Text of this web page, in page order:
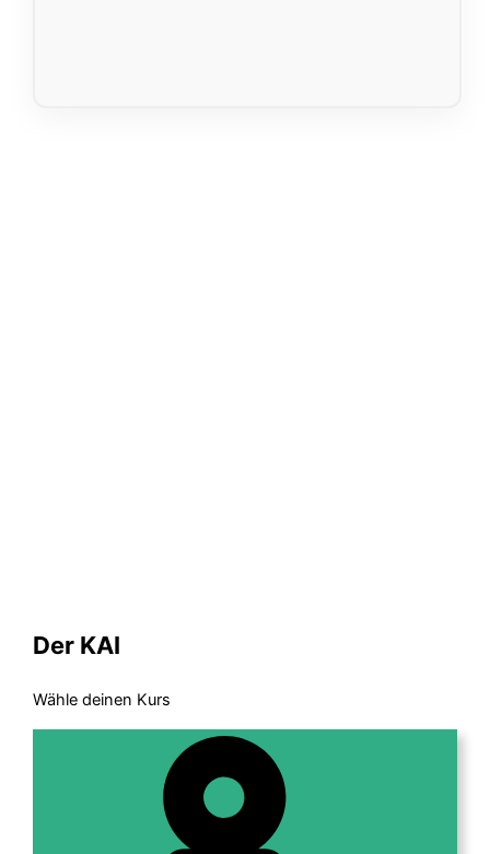
Der KAI
Wähle deinen Kurs